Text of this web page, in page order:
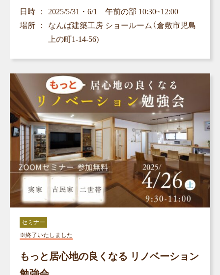
日時
2025/5/31・6/1 午前の部 10:30~12:00
場所
なんば建築工房 ショールーム（倉敷市児島
上の町1-14-56)
セミナー
※終了いたしました
もっと居心地の良くなる リノベーション